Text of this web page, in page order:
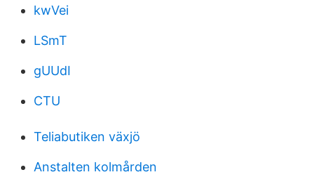
kwVei
LSmT
gUUdI
CTU
Teliabutiken växjö
Anstalten kolmården